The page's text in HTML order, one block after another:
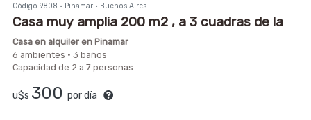
Código 9808 · Pinamar · Buenos Aires
Casa muy amplia 200 m2 , a 3 cuadras de la
playa y 3 del centro, Libertador y Sirena
Casa en alquiler en Pinamar
6 ambientes · 3 baños
Capacidad de 2 a 7 personas
u$s 300 por día